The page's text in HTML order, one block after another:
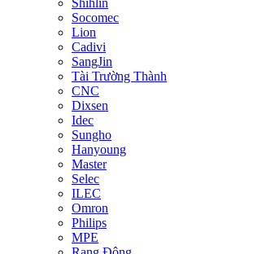
Shihlin
Socomec
Lion
Cadivi
SangJin
Tài Trường Thành
CNC
Dixsen
Idec
Sungho
Hanyoung
Master
Selec
ILEC
Omron
Philips
MPE